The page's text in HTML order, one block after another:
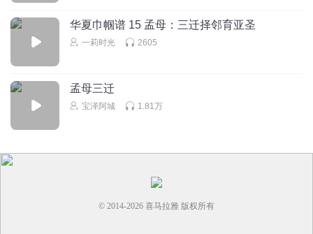
华夏巾帼谱 15 孟母：三迁择邻育亚圣
一莉时光 2605
孟母三迁
宝泽阿城 1.81万
© 2014-2026 喜马拉雅 版权所有